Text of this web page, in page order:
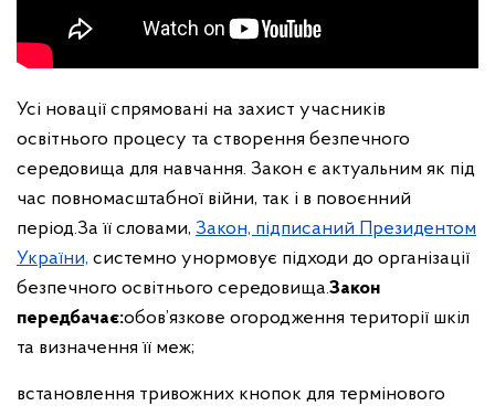
Усі новації спрямовані на захист учасників
освітнього процесу та створення безпечного
середовища для навчання. Закон є актуальним як під
час повномасштабної війни, так і в повоєнний
період.За її словами, Закон, підписаний Президентом
України, системно унормовує підходи до організації
безпечного освітнього середовища.Закон
передбачає:обов’язкове огородження території шкіл
та визначення її меж;
встановлення тривожних кнопок для термінового